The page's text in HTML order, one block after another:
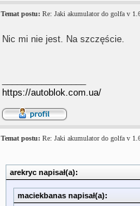
Temat postu:Re: Jaki akumulator do golfa v
Nic mi nie jest. Na szczęście.
https://autoblok.com.ua/
Temat postu:Re: Jaki akumulator do golfa v
arekryc napisał(a):
maciekbanas napisał(a):